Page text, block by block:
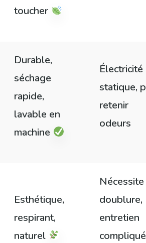
toucher
Durable,
séchage
rapide,
lavable en
machine
Électricité
statique,
retenir
odeurs
Esthétique,
respirant,
naturel
Nécessite
doublure,
entretien